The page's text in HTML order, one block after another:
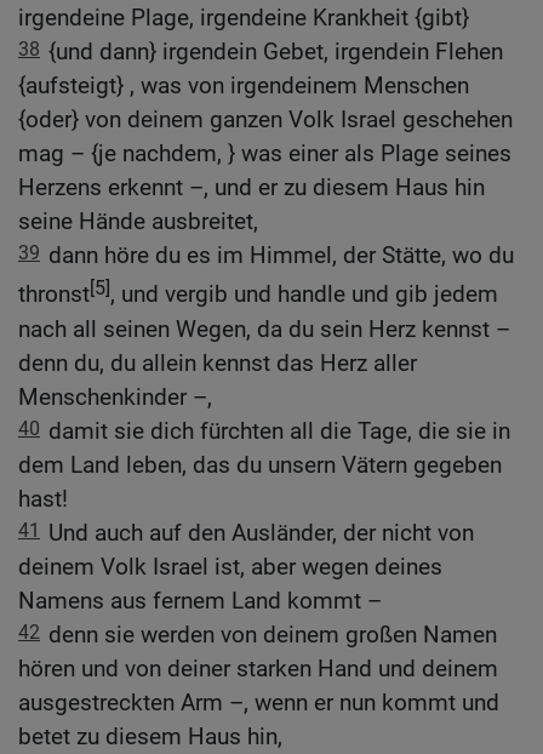
irgendeine Plage, irgendeine Krankheit {gibt}
38 {und dann} irgendein Gebet, irgendein Flehen
{aufsteigt} , was von irgendeinem Menschen
{oder} von deinem ganzen Volk Israel geschehen
mag – {je nachdem, } was einer als Plage seines
Herzens erkennt –, und er zu diesem Haus hin
seine Hände ausbreitet,
39 dann höre du es im Himmel, der Stätte, wo du
thronst[5], und vergib und handle und gib jedem
nach all seinen Wegen, da du sein Herz kennst –
denn du, du allein kennst das Herz aller
Menschenkinder –,
40 damit sie dich fürchten all die Tage, die sie in
dem Land leben, das du unsern Vätern gegeben
hast!
41 Und auch auf den Ausländer, der nicht von
deinem Volk Israel ist, aber wegen deines
Namens aus fernem Land kommt –
42 denn sie werden von deinem großen Namen
hören und von deiner starken Hand und deinem
ausgestreckten Arm –, wenn er nun kommt und
betet zu diesem Haus hin,